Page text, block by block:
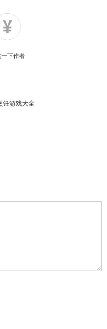
下作者
饪游戏大全